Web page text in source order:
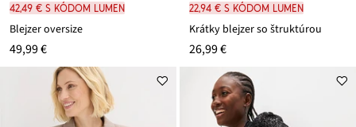
42,49 € s kódom LUMEN
Blejzer oversize
49,99 €
22,94 € s kódom LUMEN
Krátky blejzer so štruktúrou
26,99 €